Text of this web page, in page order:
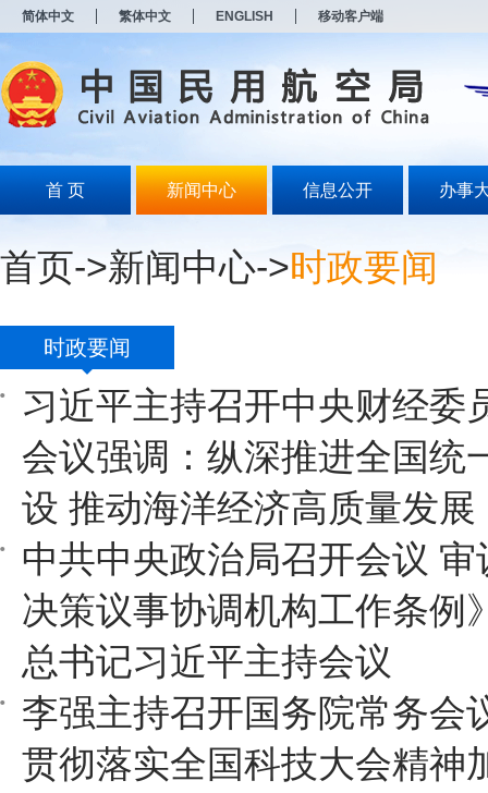
简体中文 繁体中文 ENGLISH 移动客户端
首 页 新闻中心 信息公开 办事
首页->新闻中心->时政要闻
时政要闻
习近平主持召开中央财经委
会议强调：纵深推进全国统
设 推动海洋经济高质量发展
中共中央政治局召开会议
决策议事协调机构工作条例
总书记习近平主持会议
李强主持召开国务院常务会
贯彻落实全国科技大会精神
打
开
无
障
说
Alt
加
导